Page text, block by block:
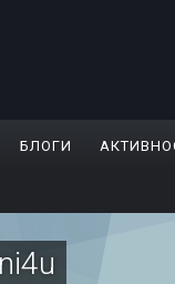
БЛОГИ